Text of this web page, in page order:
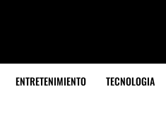
ENTRETENIMIENTO TECNOLOGIA